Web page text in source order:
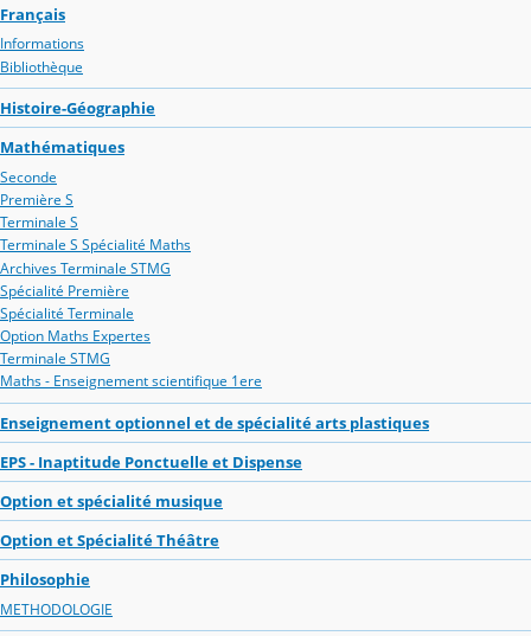
Français
Informations
Bibliothèque
Histoire-Géographie
Mathématiques
Seconde
Première S
Terminale S
Terminale S Spécialité Maths
Archives Terminale STMG
Spécialité Première
Spécialité Terminale
Option Maths Expertes
Terminale STMG
Maths - Enseignement scientifique 1ere
Enseignement optionnel et de spécialité arts plastiques
EPS - Inaptitude Ponctuelle et Dispense
Option et spécialité musique
Option et Spécialité Théâtre
Philosophie
METHODOLOGIE